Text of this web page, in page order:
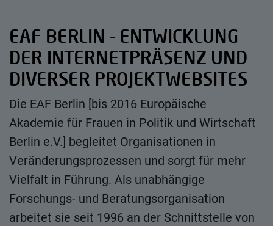
EAF BERLIN - ENTWICKLUNG
DER INTERNETPRÄSENZ UND
DIVERSER PROJEKTWEBSITES
Die EAF Berlin [bis 2016 Europäische
Akademie für Frauen in Politik und Wirtschaft
Berlin e.V.] begleitet Organisationen in
Veränderungsprozessen und sorgt für mehr
Vielfalt in Führung. Als unabhängige
Forschungs- und Beratungsorganisation
arbeitet sie seit 1996 an der Schnittstelle von